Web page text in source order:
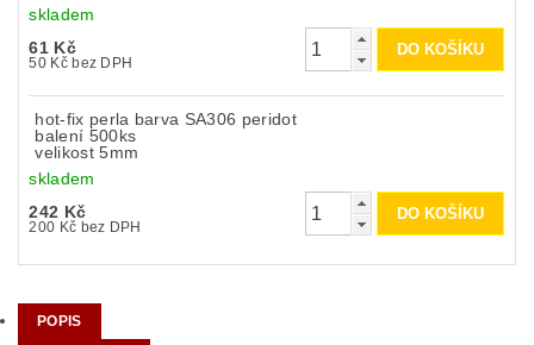
skladem
61 Kč
50 Kč bez DPH
hot-fix perla barva SA306 peridot
balení 500ks
velikost 5mm
skladem
242 Kč
200 Kč bez DPH
POPIS